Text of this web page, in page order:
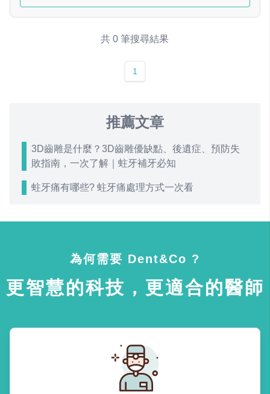
共 0 筆搜尋結果
1
推薦文章
3D齒雕是什麼？3D齒雕優缺點、後遺症、預防失
敗指南，一次了解｜蛀牙補牙必知
蛀牙痛有哪些? 蛀牙痛處理方式一次看
為何需要 Dent&Co ?
更智慧的科技，更適合的醫師